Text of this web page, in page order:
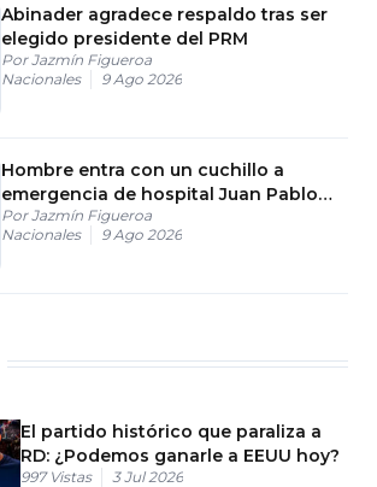
Abinader agradece respaldo tras ser
elegido presidente del PRM
PorJazmín Figueroa
Nacionales
9 Ago 2026
Hombre entra con un cuchillo a
emergencia de hospital Juan Pablo
Pina en San Cristóbal
PorJazmín Figueroa
Nacionales
9 Ago 2026
El partido histórico que paraliza a
RD: ¿Podemos ganarle a EEUU hoy?
997 Vistas 3 Jul 2026